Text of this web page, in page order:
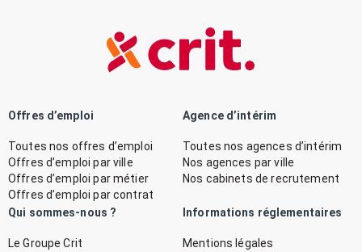
Offres d’emploi
Toutes nos offres d’emploi
Offres d’emploi par ville
Offres d’emploi par métier
Offres d’emploi par contrat
Agence d’intérim
Toutes nos agences d’intérim
Nos agences par ville
Nos cabinets de recrutement
Qui sommes-nous ?
Le Groupe Crit
Informations réglementaires
Mentions légales